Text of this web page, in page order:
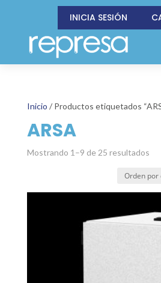
INICIA SESIÓN
Inicio / Productos etiquetados
ARSA
Mostrando 1–9 de 25 resultados